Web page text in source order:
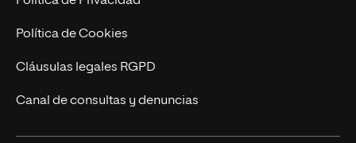
Cursos Universitarios
Actualidad
UNIR Revista
Eventos
Política de Cookies
Cláusulas legales RGPD
Canal de consultas y denuncias